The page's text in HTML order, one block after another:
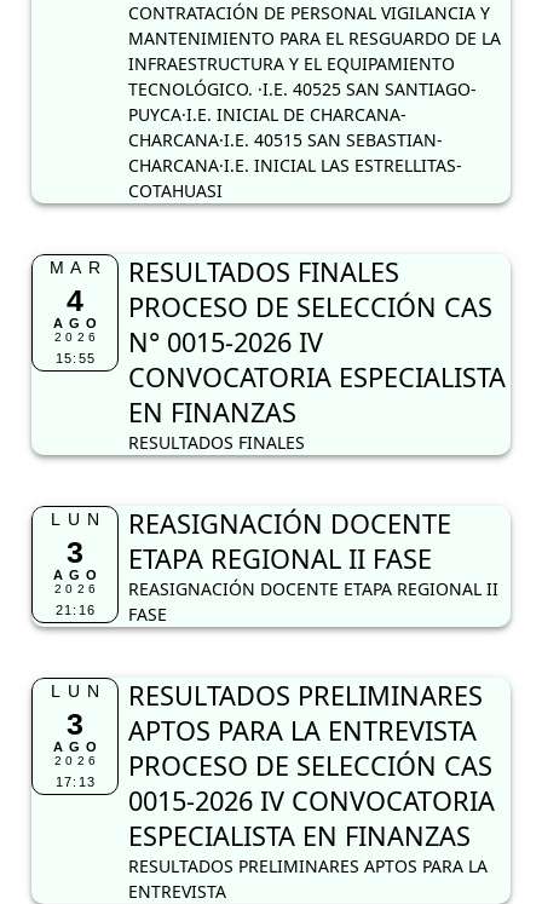
CONTRATACIÓN DE PERSONAL VIGILANCIA Y
MANTENIMIENTO PARA EL RESGUARDO DE LA
INFRAESTRUCTURA Y EL EQUIPAMIENTO
TECNOLÓGICO. ·I.E. 40525 SAN SANTIAGO-
PUYCA·I.E. INICIAL DE CHARCANA-
CHARCANA·I.E. 40515 SAN SEBASTIAN-
CHARCANA·I.E. INICIAL LAS ESTRELLITAS-
COTAHUASI
MAR
4
AGO
2026
15:55
RESULTADOS FINALES
PROCESO DE SELECCIÓN CAS
N° 0015-2026 IV
CONVOCATORIA ESPECIALISTA
EN FINANZAS
RESULTADOS FINALES
LUN
3
AGO
2026
21:16
REASIGNACIÓN DOCENTE
ETAPA REGIONAL II FASE
REASIGNACIÓN DOCENTE ETAPA REGIONAL II
FASE
LUN
3
AGO
2026
17:13
RESULTADOS PRELIMINARES
APTOS PARA LA ENTREVISTA
PROCESO DE SELECCIÓN CAS
0015-2026 IV CONVOCATORIA
ESPECIALISTA EN FINANZAS
RESULTADOS PRELIMINARES APTOS PARA LA
ENTREVISTA